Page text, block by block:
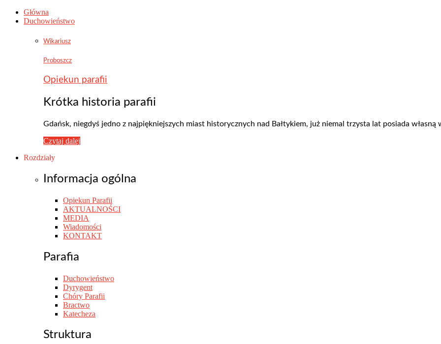
Główna
Duchowieństwo
Wikariusz
Proboszcz
Opiekun parafii
Krótka historia parafii
Gdańsk, niegdyś jedno z najpiękniejszych miast historycznych nad Bałtykiem, już niemal trzysta lat posiada własną
Czytaj dalej
Rozdziały
Informacja ogólna
Opiekun Parafii
AKTUALNOŚCI
MEDIA
Wiadomości
KONTAKT
Parafia
Duchowieństwo
Dyrygent
Chóry Parafii
Bractwo
Katecheza
Struktura